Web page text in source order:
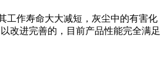
作寿命大大减短，灰尘中的有害化
改进完善的，目前产品性能完全满足